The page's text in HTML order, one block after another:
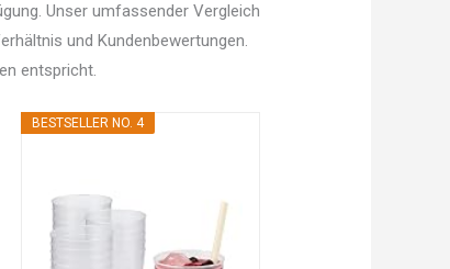
Unser umfassender Vergleich
und Kundenbewertungen.
entspricht.
BESTSELLER NO. 4